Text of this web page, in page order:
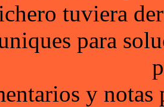
tuviera
para
y notas